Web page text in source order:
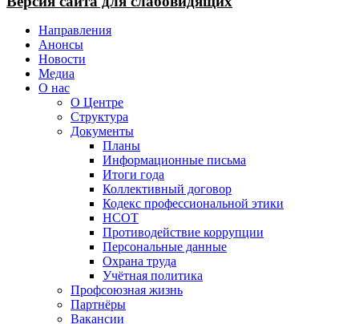
Направления
Анонсы
Новости
Медиа
О нас
О Центре
Структура
Документы
Планы
Информационные письма
Итоги года
Коллективный договор
Кодекс профессиональной этики
НСОТ
Противодействие коррупции
Персональные данные
Охрана труда
Учётная политика
Профсоюзная жизнь
Партнёры
Вакансии